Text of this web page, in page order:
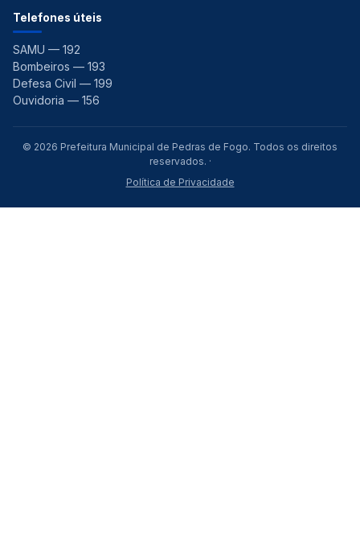
Telefones úteis
SAMU — 192
Bombeiros — 193
Defesa Civil — 199
Ouvidoria — 156
© 2026 Prefeitura Municipal de Pedras de Fogo. Todos os direitos
reservados. ·
Política de Privacidade